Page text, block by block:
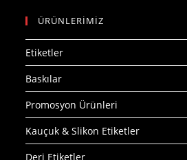
ÜRÜNLERİMİZ
Etiketler
Baskılar
Promosyon Ürünleri
Kauçuk & Slikon Etiketler
Deri Etiketler